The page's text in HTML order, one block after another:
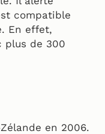
compatible
En effet,
plus de 300
en 2006.